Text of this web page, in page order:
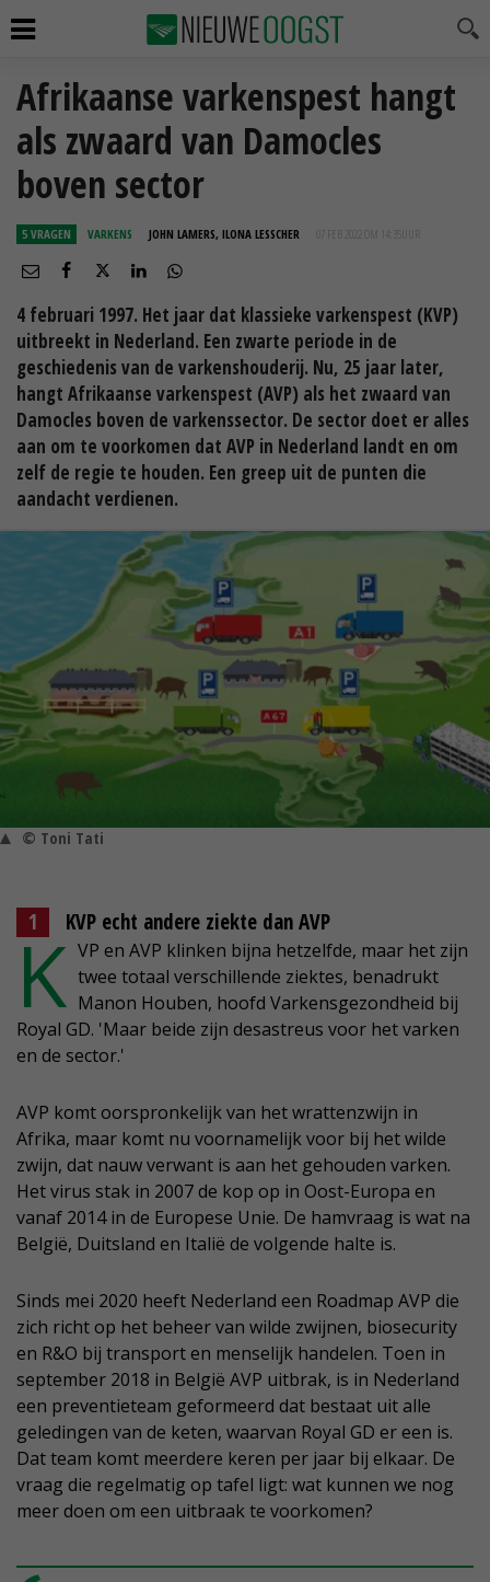
Afrikaanse varkenspest hangt
als zwaard van Damocles
boven sector
5 VRAGEN VARKENS JOHN LAMERS, ILONA LESSCHER 07 FEB 2022 OM 14:35
4 februari 1997. Het jaar dat klassieke varkenspest (KVP)
uitbreekt in Nederland. Een zwarte periode in de
geschiedenis van de varkenshouderij. Nu, 25 jaar later,
hangt Afrikaanse varkenspest (AVP) als het zwaard van
Damocles boven de varkenssector. De sector doet er alles
aan om te voorkomen dat AVP in Nederland landt en om
zelf de regie te houden. Een greep uit de punten die
aandacht verdienen.
© Toni Tati
KVP echt andere ziekte dan AVP
K VP en AVP klinken bijna hetzelfde, maar het zijn
twee totaal verschillende ziektes, benadrukt
Manon Houben, hoofd Varkensgezondheid bij
Royal GD. 'Maar beide zijn desastreus voor het varken
en de sector.'
AVP komt oorspronkelijk van het wrattenzwijn in
Afrika, maar komt nu voornamelijk voor bij het wilde
zwijn, dat nauw verwant is aan het gehouden varken.
Het virus stak in 2007 de kop op in Oost-Europa en
vanaf 2014 in de Europese Unie. De hamvraag is wat na
België, Duitsland en Italië de volgende halte is.
Sinds mei 2020 heeft Nederland een Roadmap AVP die
zich richt op het beheer van wilde zwijnen, biosecurity
en R&O bij transport en menselijk handelen. Toen in
september 2018 in België AVP uitbrak, is in Nederland
een preventieteam geformeerd dat bestaat uit alle
geledingen van de keten, waarvan Royal GD er een is.
Dat team komt meerdere keren per jaar bij elkaar. De
vraag die regelmatig op tafel ligt: wat kunnen we nog
meer doen om een uitbraak te voorkomen?